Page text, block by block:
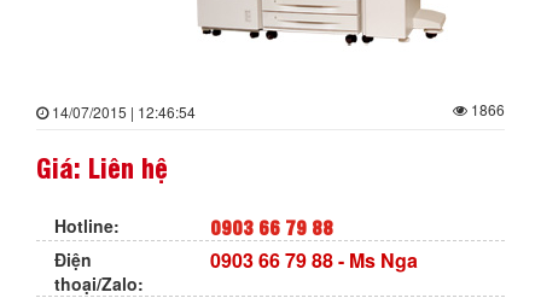
14/07/2015 | 12:46:54 1866
Giá: Liên hệ
Hotline: 0903 66 79 88
Điện
thoại/Zalo:
0903 66 79 88- Ms Nga